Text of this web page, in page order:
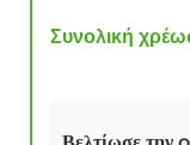
Συνολική